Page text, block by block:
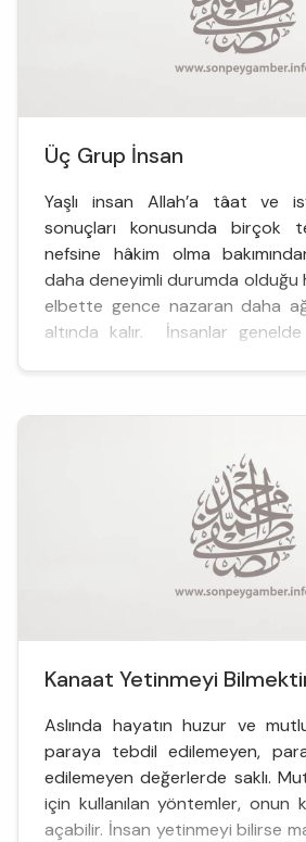
Üç Grup İnsan
Yaşlı insan Allah’a tâat ve
sonuçları konusunda birçok
nefsine hâkim olma
daha deneyimli durumda olduğu
elbette gence nazaran daha
altında kalır. İnsanlar
Kanaat Yetinmeyi
Aslında hayatın huzur ve
paraya tebdil edilemeyen,
edilemeyen değerlerde saklı.
için kullanılan yöntemler, onun
açabilir. İnsan yetinmeyi bilirse